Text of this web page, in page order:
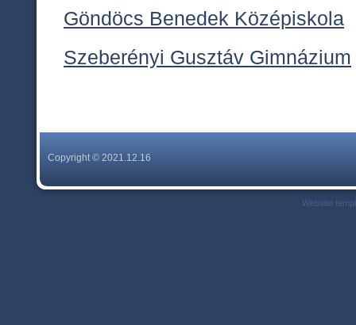
Göndöcs Benedek Középiskola
Szeberényi Gusztáv Gimnázium
Copyright © 2021.12.16
Website